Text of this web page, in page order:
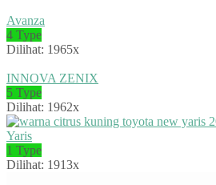
Avanza
4 Type
Dilihat: 1965x
INNOVA ZENIX
5 Type
Dilihat: 1962x
Yaris
1 Type
Dilihat: 1913x